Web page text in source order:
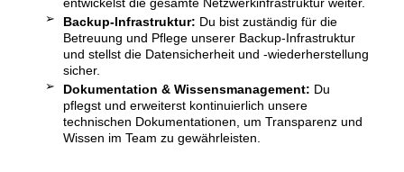
Backup-Infrastruktur: Du bist zuständig für die
Betreuung und Pflege unserer Backup-Infrastruktur
und stellst die Datensicherheit und -wiederherstellung
sicher.
Dokumentation & Wissensmanagement: Du
pflegst und erweiterst kontinuierlich unsere
technischen Dokumentationen, um Transparenz und
Wissen im Team zu gewährleisten.